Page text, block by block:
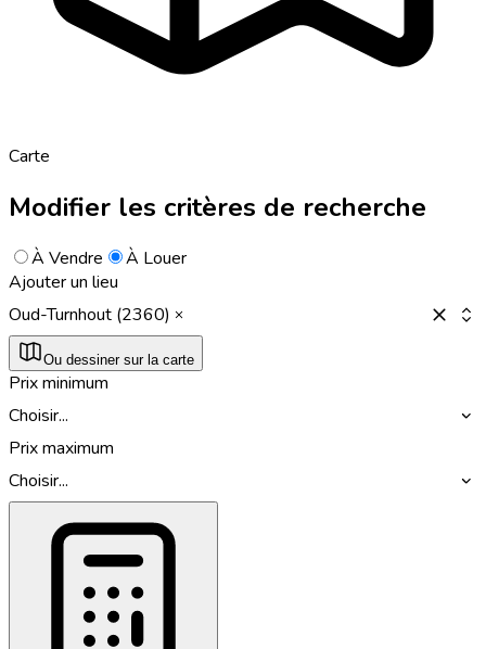
Carte
Modifier les critères de recherche
À Vendre
À Louer
Ajouter un lieu
Oud-Turnhout (2360)
Ou dessiner sur la carte
Prix minimum
Choisir...
Prix maximum
Choisir...